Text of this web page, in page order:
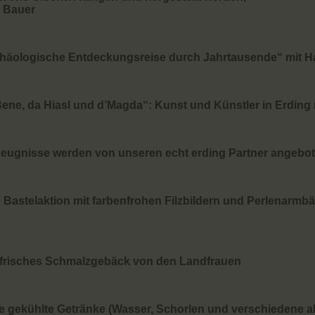
Entdeckungsreise durch Jahrtausende“ mit
da Hiasl und d’Magda“: Kunst und Künstler in
werden von unseren echt erding Partner
mit farbenfrohen Filzbildern und
Schmalzgebäck von den Landfrauen
gekühlte Getränke (Wasser, Schorlen und verschiedene